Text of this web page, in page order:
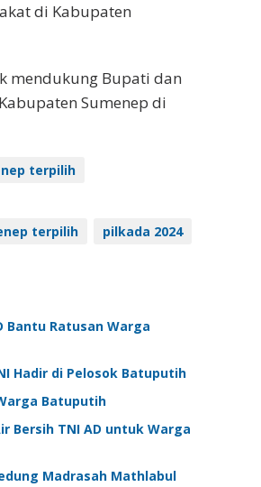
di Kabupaten
mendukung Bupati dan
Sumenep di
terpilih
terpilih pilkada 2024
Bantu Ratusan Warga
Hadir di Pelosok Batuputih
Batuputih
Bersih TNI AD untuk Warga
Madrasah Mathlabul